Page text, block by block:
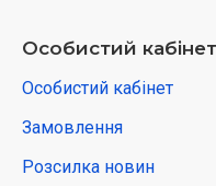
Особистий кабінет
Особистий кабінет
Замовлення
Розсилка новин